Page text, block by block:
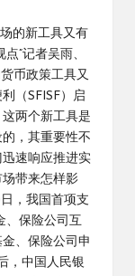
的新工具又有
”记者吴雨、
币政策工具又
（SFISF）启
两个新工具是
，其重要性不
速响应推进实
带来怎样影
，我国首项支
保险公司互
、保险公司申
，中国人民银